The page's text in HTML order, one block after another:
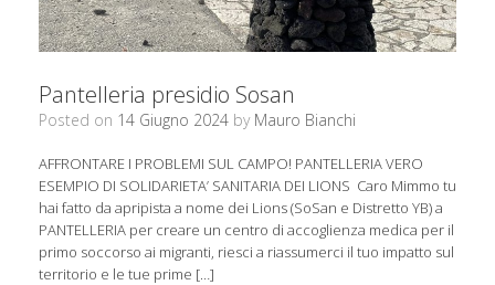
Pantelleria presidio Sosan
Posted on 14 Giugno 2024 by Mauro Bianchi
AFFRONTARE I PROBLEMI SUL CAMPO! PANTELLERIA VERO
ESEMPIO DI SOLIDARIETA’ SANITARIA DEI LIONS Caro Mimmo tu
hai fatto da apripista a nome dei Lions (SoSan e Distretto YB) a
PANTELLERIA per creare un centro di accoglienza medica per il
primo soccorso ai migranti, riesci a riassumerci il tuo impatto sul
territorio e le tue prime […]